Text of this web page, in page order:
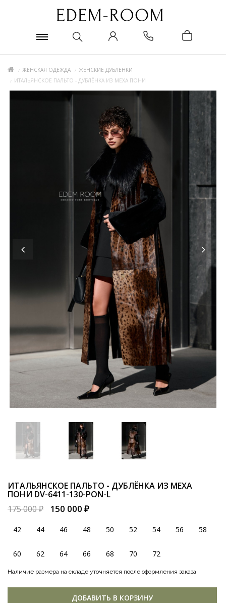
ЖЕНСКАЯ ОДЕЖДА
ЖЕНСКИЕ ДУБЛЕНКИ
ИТАЛЬЯНСКОЕ ПАЛЬТО - ДУБЛЁНКА ИЗ МЕХА ПОНИ
ИТАЛЬЯНСКОЕ ПАЛЬТО - ДУБЛЁНКА ИЗ МЕХА
ПОНИ DV-6411-130-PON-L
175 000 ₽
150 000 ₽
42 44 46 48 50 52 54 56 58
60 62 64 66 68 70 72
Наличие размера на складе уточняется после оформления заказа
ДОБАВИТЬ В КОРЗИНУ